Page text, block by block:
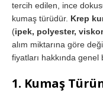
tercih edilen, ince
kumaş türüdür. Krep
(ipek, polyester,
alım miktarına göre
fiyatları hakkında genel
1. Kumaş